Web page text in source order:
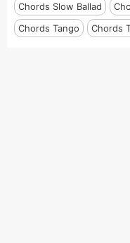
Chords Slow Ballad
Chords Tango
Chords